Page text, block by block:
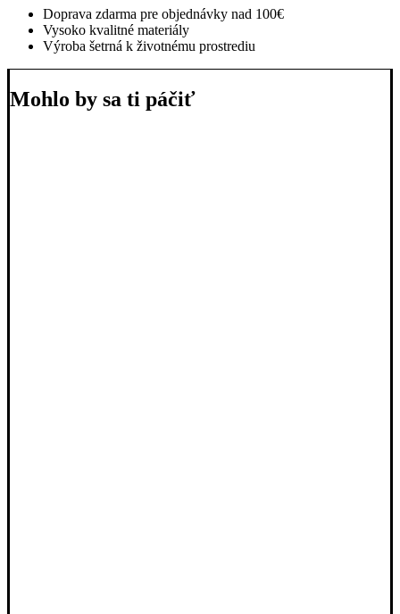
Doprava zdarma pre objednávky nad 100€
Vysoko kvalitné materiály
Výroba šetrná k životnému prostrediu
Mohlo by sa ti páčiť